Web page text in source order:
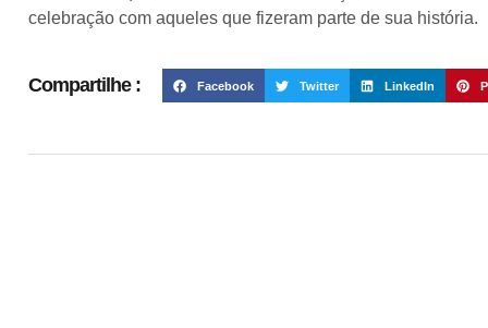
celebração com aqueles que fizeram parte de sua história.
Compartilhe : Facebook Twitter LinkedIn